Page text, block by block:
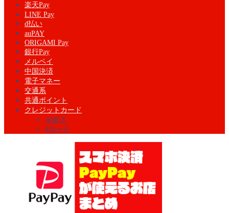
楽天Pay
LINE Pay
d払い
auPAY
ORIGAMI Pay
銀行Pay
メルペイ
中国決済
電子マネー
交通系
共通ポイント
クレジットカード
AMEX
dカード